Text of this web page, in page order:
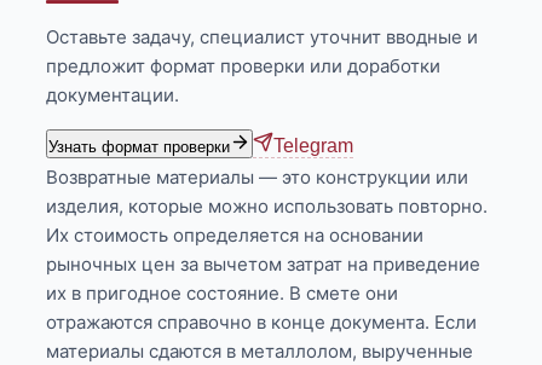
Оставьте задачу, специалист уточнит вводные и
предложит формат проверки или доработки
документации.
Узнать формат проверки Telegram
Возвратные материалы — это конструкции или
изделия, которые можно использовать повторно.
Их стоимость определяется на основании
рыночных цен за вычетом затрат на приведение
их в пригодное состояние. В смете они
отражаются справочно в конце документа. Если
материалы сдаются в металлолом, вырученные